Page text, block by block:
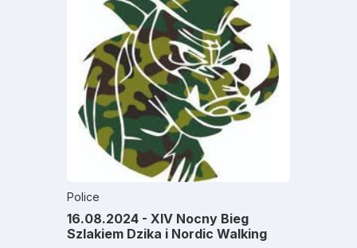
Police
16.08.2024 - XIV Nocny Bieg
Szlakiem Dzika i Nordic Walking